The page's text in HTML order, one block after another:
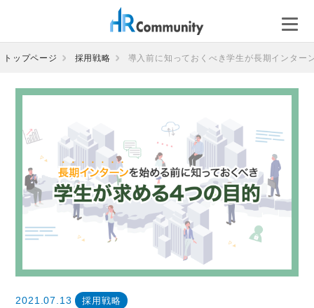
テ
ントップページ 採用戦略 導入前に知っておくべき学生が長期インター
2021.07.13 採用戦略